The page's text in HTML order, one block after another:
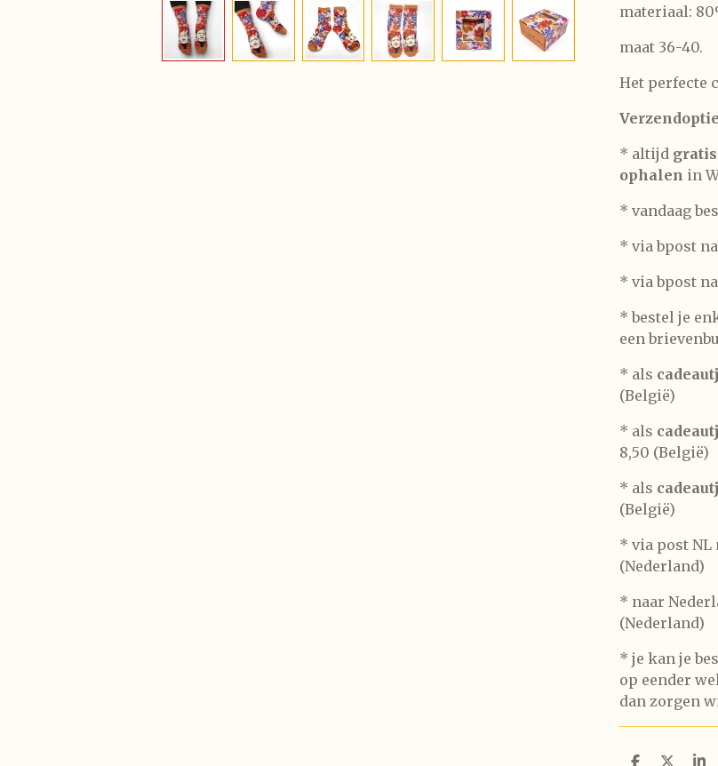
materiaal:
maat 36-40.
Het perfecte
* altijd
ophalen in
* vandaag
* via bpost
* via bpost
* bestel je
een
* als
(België)
* als
8,50 (België)
* als
(België)
* via post NL
(Nederland)
* naar
(Nederland)
* je kan je
op eender
dan zorgen